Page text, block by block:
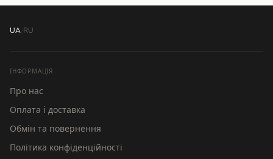
UA RU
ІНФОРМАЦІЯ
Про нас
Оплата і доставка
Обмін та повернення
Політика конфіденційності